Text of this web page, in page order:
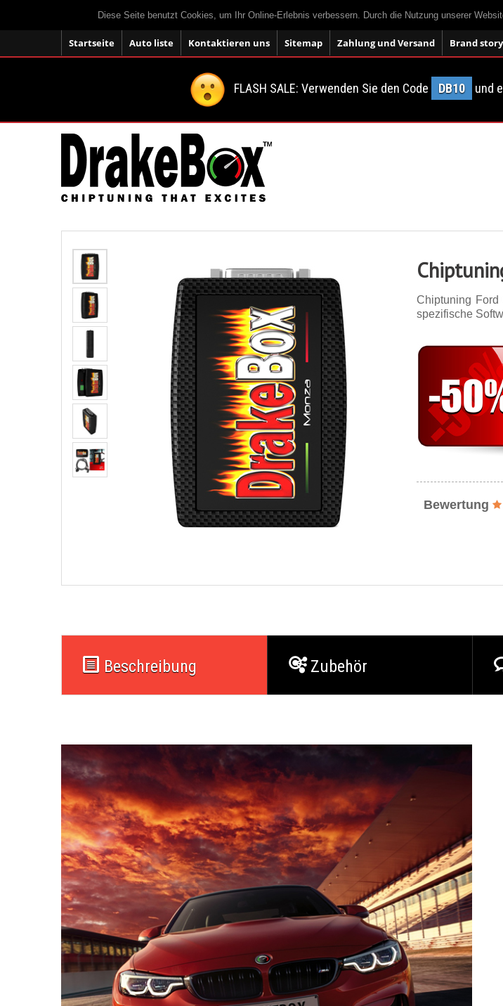
Diese Seite benutzt Cookies, um Ihr Online-Erlebnis verbessern. Durch die Nutzung unserer
Startseite Auto liste Kontaktieren uns Sitemap Zahlung und Versand Brand story
FLASH SALE: Verwenden Sie den Code DB10 und
Chiptuning
spezifische
Bewertung
Beschreibung Zubehör